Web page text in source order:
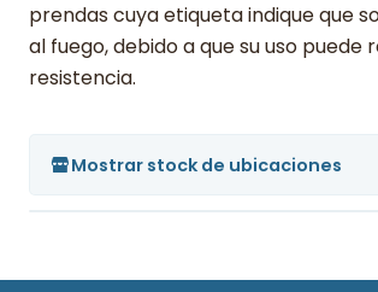
prendas cuya etiqueta indique que
al fuego, debido a que su uso puede
resistencia.
Mostrar stock de ubicaciones